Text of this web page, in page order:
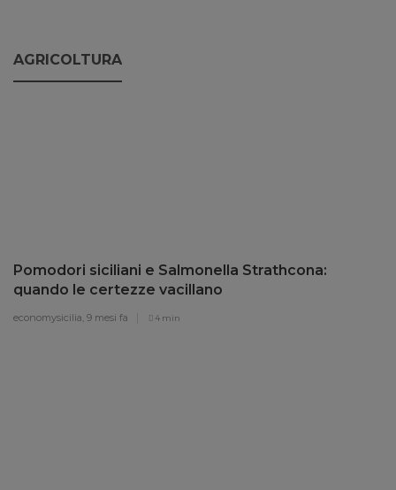
AGRICOLTURA
Pomodori siciliani e Salmonella Strathcona:
quando le certezze vacillano
economysicilia, 9 mesi fa 4 min